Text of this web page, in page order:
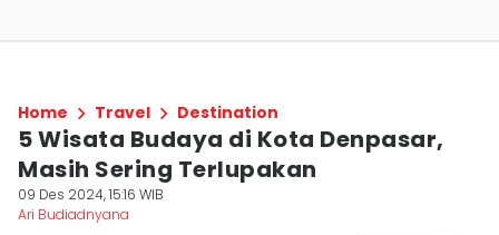
Home Travel Destination
5 Wisata Budaya di Kota Denpasar,
Masih Sering Terlupakan
09 Des 2024, 15:16 WIB
Ari Budiadnyana